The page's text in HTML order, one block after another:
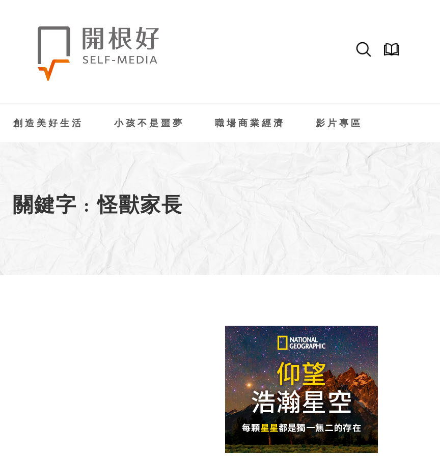
創造美好生活 小孩不是噩夢 職場商業經濟 影片專區
關鍵字 : 怪獸家長